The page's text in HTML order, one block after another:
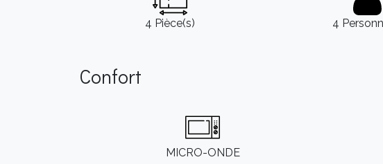
4 Pièce(s) 4
Confort
MICRO-ONDE